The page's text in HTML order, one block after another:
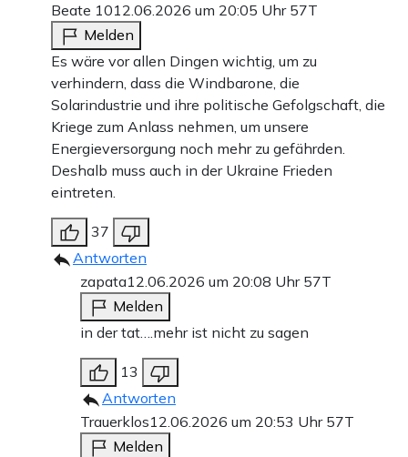
Beate 1012.06.2026 um 20:05 Uhr 57T
Melden
Es wäre vor allen Dingen wichtig, um zu
verhindern, dass die Windbarone, die
Solarindustrie und ihre politische Gefolgschaft, die
Kriege zum Anlass nehmen, um unsere
Energieversorgung noch mehr zu gefährden.
Deshalb muss auch in der Ukraine Frieden
eintreten.
37
Antworten
zapata12.06.2026 um 20:08 Uhr 57T
Melden
in der tat….mehr ist nicht zu sagen
13
Antworten
Trauerklos12.06.2026 um 20:53 Uhr 57T
Melden